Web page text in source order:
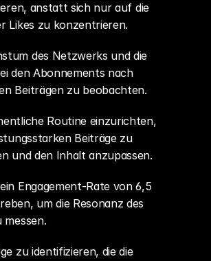
anstatt sich nur auf die
Likes zu konzentrieren.
des Netzwerks und die
den Abonnements nach
Beiträgen zu beobachten.
Routine einzurichten,
Beiträge zu
und den Inhalt anzupassen.
Engagement-Rate von 6,5
um die Resonanz des
messen.
zu identifizieren, die die